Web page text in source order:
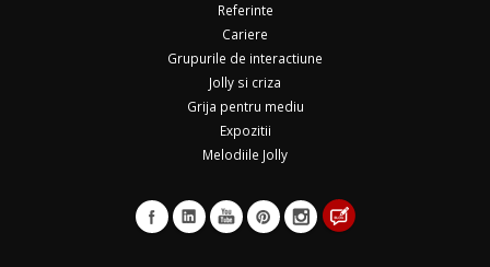
Referinte
Cariere
Grupurile de interactiune
Jolly si criza
Grija pentru mediu
Expozitii
Melodiile Jolly